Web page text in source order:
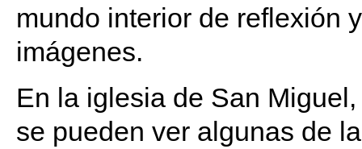
mundo interior de reflexión
imágenes.
En la iglesia de San
se pueden ver algunas de